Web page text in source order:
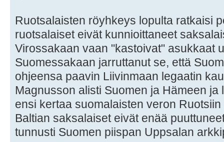
Ruotsalaisten röyhkeys lopulta ratkaisi
ruotsalaiset eivät kunnioittaneet
Virossakaan vaan "kastoivat" asukkaat
Suomessakaan jarruttanut se, että
ohjeensa paavin Liivinmaan legaatin
Magnusson alisti Suomen ja Hämeen
ensi kertaa suomalaisten veron
Baltian saksalaiset eivät enää
tunnusti Suomen piispan Uppsalan